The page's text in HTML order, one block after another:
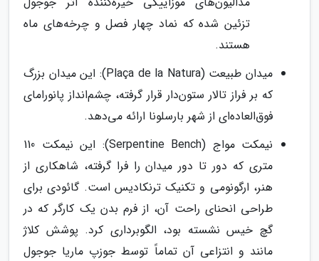
تزئین شده که نماد چهار فصل و چرخه‌های ماه
هستند.
میدان طبیعت (Plaça de la Natura): این میدان بزرگ
که بر فراز تالار ستون‌دار قرار گرفته، چشم‌انداز پانورامای
فوق‌العاده‌ای از شهر بارسلونا ارائه می‌دهد.
نیمکت مواج (Serpentine Bench): این نیمکت 110
متری که دور تا دور میدان را فرا گرفته، شاهکاری از
هنر، ارگونومی و تکنیک ترنکادیس است. گائودی برای
طراحی انحنای راحت آن، از فرم بدن یک کارگر که در
گچ خیس نشسته بود، الگوبرداری کرد. پوشش کلاژ
مانند و انتزاعی آن تماماً توسط جوزپ ماریا جوجول